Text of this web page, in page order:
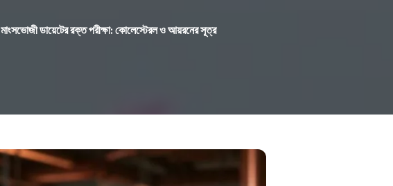
মাংসভোজী ডায়েটের রক্ত পরীক্ষা: কোলেস্টেরল ও আয়রনের সূত্র